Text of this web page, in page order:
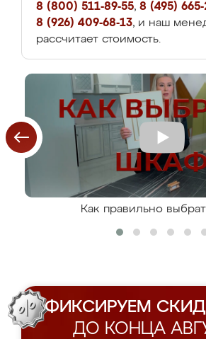
8 (800) 511-89-55, 8 (495)
8 (926) 409-68-13, и наш
рассчитает стоимость.
Как правильно
ФИКСИРУЕМ
ДО КОНЦА